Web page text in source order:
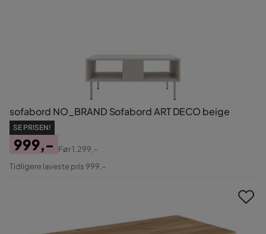
sofabord NO_BRAND Sofabord ART DECO beige
SE PRISEN!
Pris
999,-
Original
Før1.299,-
Tidligere laveste pris 999,-